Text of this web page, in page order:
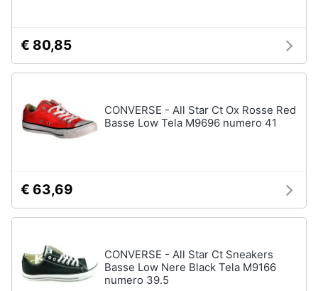
€ 80,85
CONVERSE - All Star Ct Ox Rosse Red
Basse Low Tela M9696 numero 41
€ 63,69
CONVERSE - All Star Ct Sneakers
Basse Low Nere Black Tela M9166
numero 39.5